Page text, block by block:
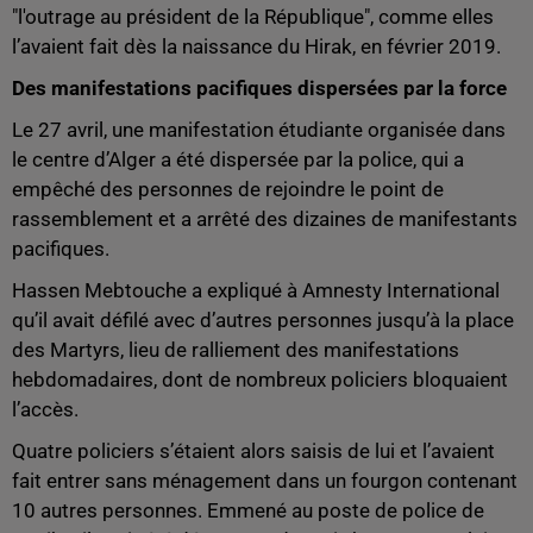
"l'outrage au président de la République", comme elles
l’avaient fait dès la naissance du Hirak, en février 2019.
Des manifestations pacifiques dispersées par la force
Le 27 avril, une manifestation étudiante organisée dans
le centre d’Alger a été dispersée par la police, qui a
empêché des personnes de rejoindre le point de
rassemblement et a arrêté des dizaines de manifestants
pacifiques.
Hassen Mebtouche a expliqué à Amnesty International
qu’il avait défilé avec d’autres personnes jusqu’à la place
des Martyrs, lieu de ralliement des manifestations
hebdomadaires, dont de nombreux policiers bloquaient
l’accès.
Quatre policiers s’étaient alors saisis de lui et l’avaient
fait entrer sans ménagement dans un fourgon contenant
10 autres personnes. Emmené au poste de police de